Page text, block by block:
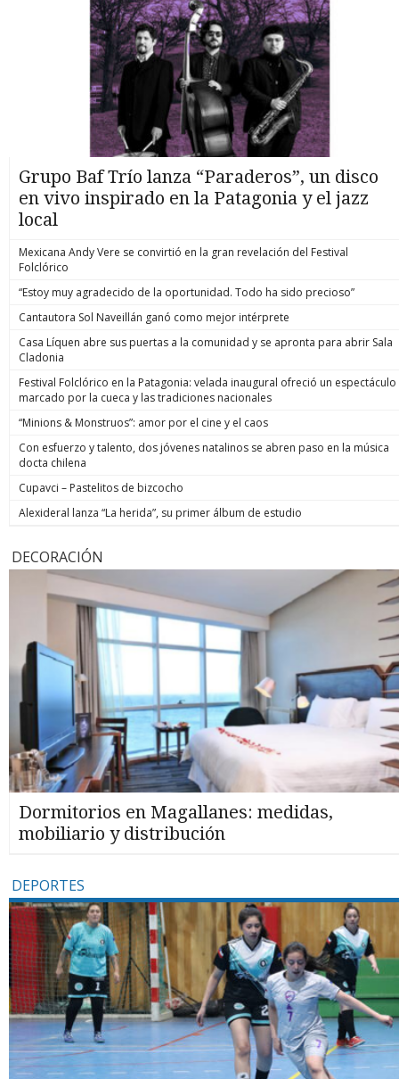
Grupo Baf Trío lanza “Paraderos”, un disco
en vivo inspirado en la Patagonia y el jazz
local
Mexicana Andy Vere se convirtió en la gran revelación del Festival
Folclórico
“Estoy muy agradecido de la oportunidad. Todo ha sido precioso”
Cantautora Sol Naveillán ganó como mejor intérprete
Casa Líquen abre sus puertas a la comunidad y se apronta para abrir Sala
Cladonia
Festival Folclórico en la Patagonia: velada inaugural ofreció un espectáculo
marcado por la cueca y las tradiciones nacionales
“Minions & Monstruos”: amor por el cine y el caos
Con esfuerzo y talento, dos jóvenes natalinos se abren paso en la música
docta chilena
Cupavci – Pastelitos de bizcocho
Alexideral lanza “La herida”, su primer álbum de estudio
DECORACIÓN
Dormitorios en Magallanes: medidas,
mobiliario y distribución
DEPORTES